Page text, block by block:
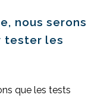
nous serons
tester les
que les tests